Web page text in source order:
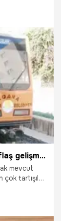
Adana'da yıllardır beklenen projede flaş gelişme! Başkan Vekili Güngör Geçer canlı yayında açıkladı
mevcut
çok tartışılan
dışından